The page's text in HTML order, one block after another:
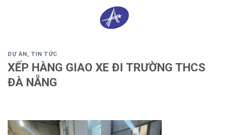
DỰ ÁN, TIN TỨC
XẾP HÀNG GIAO XE ĐI TRƯỜNG THCS
ĐÀ NẴNG